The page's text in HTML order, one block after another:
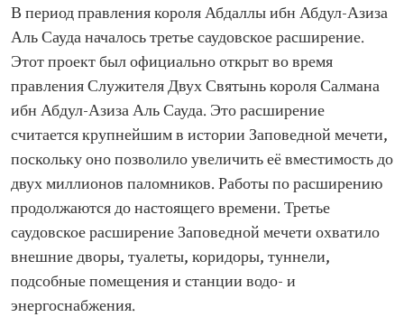
В период правления короля Абдаллы ибн Абдул-Азиза
Аль Сауда началось третье саудовское расширение.
Этот проект был официально открыт во время
правления Служителя Двух Святынь короля Салмана
ибн Абдул-Азиза Аль Сауда. Это расширение
считается крупнейшим в истории Заповедной мечети,
поскольку оно позволило увеличить её вместимость до
двух миллионов паломников. Работы по расширению
продолжаются до настоящего времени. Третье
саудовское расширение Заповедной мечети охватило
внешние дворы, туалеты, коридоры, туннели,
подсобные помещения и станции водо- и
энергоснабжения.